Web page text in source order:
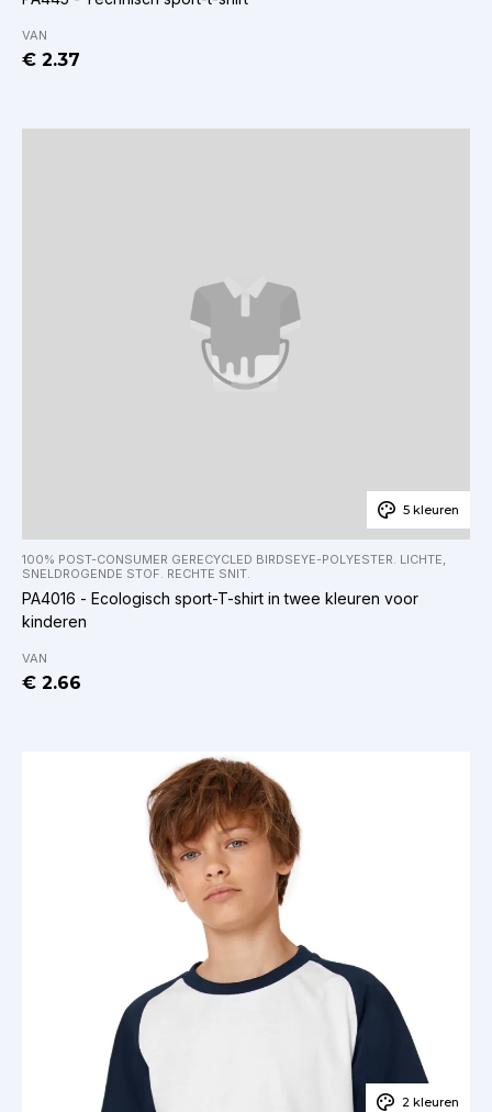
VAN
€ 2.37
5 kleuren
100% POST-CONSUMER GERECYCLED BIRDSEYE-POLYESTER. LICHTE,
SNELDROGENDE STOF. RECHTE SNIT.
PA4016 - Ecologisch sport-T-shirt in twee kleuren voor
kinderen
VAN
€ 2.66
2 kleuren